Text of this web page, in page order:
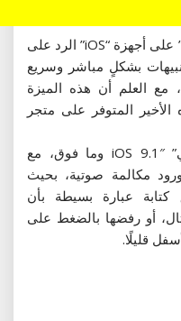
يمكن لمستخدمي تطبيق “واتس آب” على أجهزة “iOS” الرد على
بشكلٍ مباشر وسريع
مع العلم أن هذه الميزة
المتوفر على متجر
وتتوفر الميزة الجديدة لمستخدمي” iOS 9.1″ وما فوق، مع
ورود مكالمة صوتية، بحيث
عبارة بسيطة بأن
أو رفضها بالضغط على
قليلًا.